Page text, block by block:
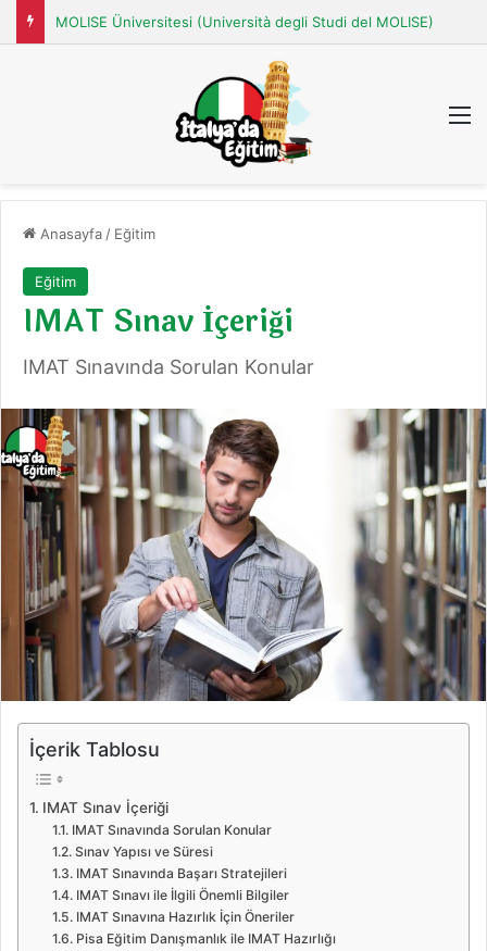
MOLISE Üniversitesi (Università degli Studi del MOLISE)
Anasayfa / Eğitim
Eğitim
IMAT Sınav İçeriği
IMAT Sınavında Sorulan Konular
İçerik Tablosu
IMAT Sınav İçeriği
IMAT Sınavında Sorulan Konular
Sınav Yapısı ve Süresi
IMAT Sınavında Başarı Stratejileri
IMAT Sınavı ile İlgili Önemli Bilgiler
IMAT Sınavına Hazırlık İçin Öneriler
Pisa Eğitim Danışmanlık ile IMAT Hazırlığı